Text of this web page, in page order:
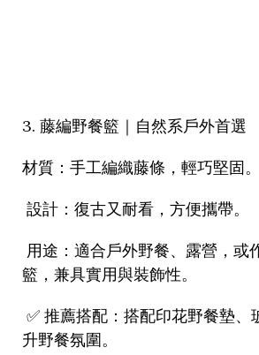
3. 藤編野餐籃｜自然系戶外首選
材質：手工編織藤條，輕巧堅固。
設計：復古又耐看，方便攜帶。
用途：適合戶外野餐、露營，或
籃，兼具實用與裝飾性。
✅ 推薦搭配：搭配印花野餐墊、
升野餐氛圍。